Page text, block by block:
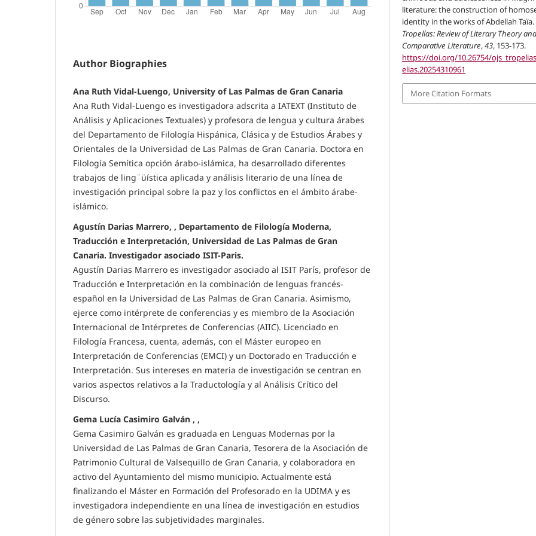
Author Biographies
Ana Ruth Vidal-Luengo, University of Las Palmas de Gran Canaria
Ana Ruth Vidal-Luengo es investigadora adscrita a IATEXT (Instituto de
Análisis y Aplicaciones Textuales) y profesora de lengua y cultura árabes
del Departamento de Filología Hispánica, Clásica y de Estudios Árabes y
Orientales de la Universidad de Las Palmas de Gran Canaria. Doctora en
Filología Semítica opción árabo-islámica, ha desarrollado diferentes
trabajos de ling¨üística aplicada y análisis literario de una línea de
investigación principal sobre la paz y los conflictos en el ámbito árabe-
islámico.
Agustín Darias Marrero, , Departamento de Filología Moderna,
Traducción e Interpretación, Universidad de Las Palmas de Gran
Canaria. Investigador asociado ISIT-Paris.
Agustín Darias Marrero es investigador asociado al ISIT París, profesor de
Traducción e Interpretación en la combinación de lenguas francés-
español en la Universidad de Las Palmas de Gran Canaria. Asimismo,
ejerce como intérprete de conferencias y es miembro de la Asociación
Internacional de Intérpretes de Conferencias (AIIC). Licenciado en
Filología Francesa, cuenta, además, con el Máster europeo en
Interpretación de Conferencias (EMCI) y un Doctorado en Traducción e
Interpretación. Sus intereses en materia de investigación se centran en
varios aspectos relativos a la Traductología y al Análisis Crítico del
Discurso.
Gema Lucía Casimiro Galván , ,
Gema Casimiro Galván es graduada en Lenguas Modernas por la
Universidad de Las Palmas de Gran Canaria, Tesorera de la Asociación de
Patrimonio Cultural de Valsequillo de Gran Canaria, y colaboradora en
activo del Ayuntamiento del mismo municipio. Actualmente está
finalizando el Máster en Formación del Profesorado en la UDIMA y es
investigadora independiente en una línea de investigación en estudios
de género sobre las subjetividades marginales.
literature: the construction of
identity in the works of Abdellah Taïa.
Tropelías: Review of Literary Theory
Comparative Literature,43, 153-173.
https://doi.org/10.26754/
elias.20254310961
More Citation Formats